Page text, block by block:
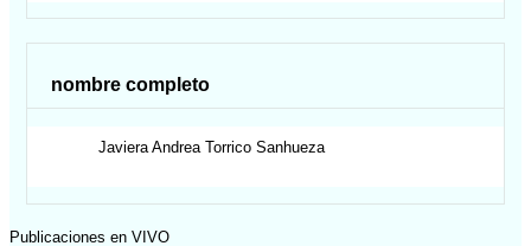
nombre completo
Javiera Andrea Torrico Sanhueza
Publicaciones en VIVO